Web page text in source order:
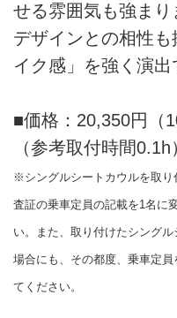
せる雰囲気も強ま
デザインとの相性
イク感」を強く演出
■価格：20,350円（
（参考取付時間
※シングルシートカウルを取り
査証の乗車定員の記載を1名に
い。また、取り付けたシング
場合にも、その都度、乗車定
てください。